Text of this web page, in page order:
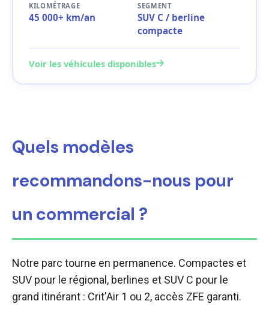
KILOMÉTRAGE
45 000+ km/an
SEGMENT
SUV C / berline
compacte
Voir les véhicules disponibles
Quels modèles
recommandons-nous pour
un commercial ?
Notre parc tourne en permanence. Compactes et
SUV pour le régional, berlines et SUV C pour le
grand itinérant : Crit'Air 1 ou 2, accès ZFE garanti.